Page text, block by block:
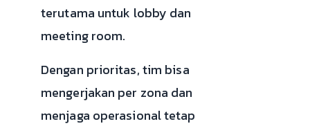
terutama untuk lobby dan
meeting room.
Dengan prioritas, tim bisa
mengerjakan per zona dan
menjaga operasional tetap